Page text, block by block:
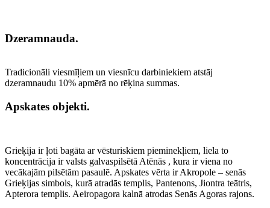
Dzeramnauda.
Tradicionāli viesmīļiem un viesnīcu darbiniekiem atstāj
dzeramnaudu 10% apmērā no rēķina summas.
Apskates objekti.
Grieķija ir ļoti bagāta ar vēsturiskiem pieminekļiem, liela to
koncentrācija ir valsts galvaspilsētā Atēnās , kura ir viena no
vecākajām pilsētām pasaulē. Apskates vērta ir Akropole – senās
Grieķijas simbols, kurā atradās templis, Pantenons, Jiontra teātris,
Apterora templis. Aeiropagora kalnā atrodas Senās Agoras rajons.